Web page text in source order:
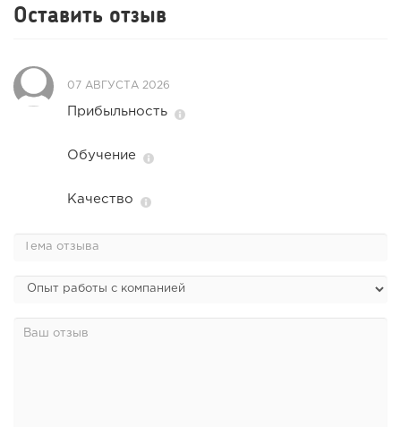
Оставить отзыв
07 АВГУСТА 2026
Прибыльность
Обучение
Качество